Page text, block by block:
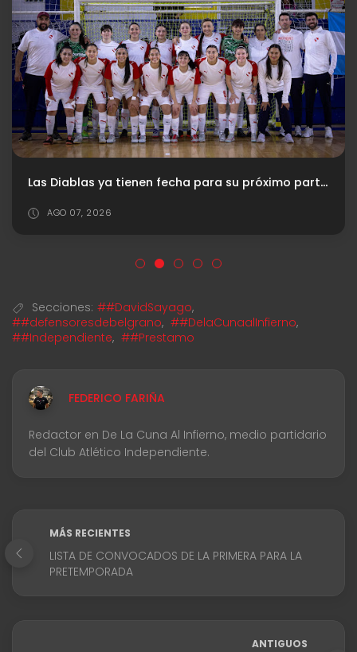
Las Diablas ya tienen fecha para su próximo partido ante Ferro
AGO 07, 2026
Secciones: ##DavidSayago,
##defensoresdebelgrano, ##DelaCunaalInfierno,
##Independiente, ##Prestamo
FEDERICO FARIÑA
Redactor en De La Cuna Al Infierno, medio partidario
del Club Atlético Independiente.
MÁS RECIENTES
LISTA DE CONVOCADOS DE LA PRIMERA PARA LA
PRETEMPORADA
ANTIGUOS